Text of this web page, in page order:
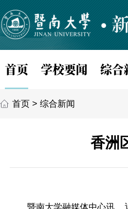
首页 学校要闻 综合
首页 > 综合新闻
香洲
暨南大学融媒体中心讯